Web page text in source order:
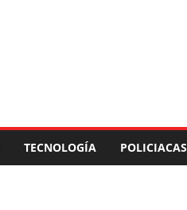
TECNOLOGÍA POLICIACAS